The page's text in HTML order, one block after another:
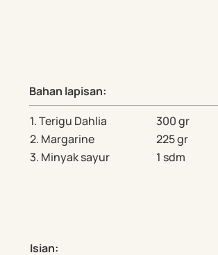
Bahan lapisan:
1. Terigu Dahlia
300 gr
2. Margarine
225 gr
3. Minyak sayur
1 sdm
Isian: